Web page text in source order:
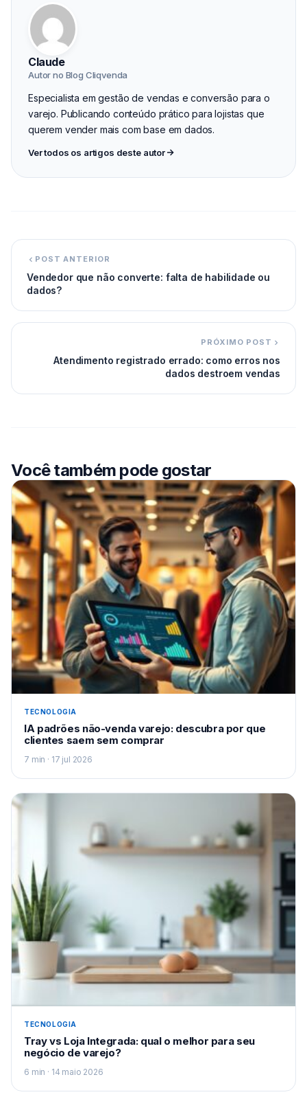
Claude
Autor no Blog Cliqvenda
Especialista em gestão de vendas e conversão para o
varejo. Publicando conteúdo prático para lojistas que
querem vender mais com base em dados.
Ver todos os artigos deste autor
POST ANTERIOR
Vendedor que não converte: falta de habilidade ou
dados?
PRÓXIMO POST
Atendimento registrado errado: como erros nos
dados destroem vendas
Você também pode gostar
TECNOLOGIA
IA padrões não-venda varejo: descubra por que
clientes saem sem comprar
7 min · 17 jul 2026
TECNOLOGIA
Tray vs Loja Integrada: qual o melhor para seu
negócio de varejo?
6 min · 14 maio 2026